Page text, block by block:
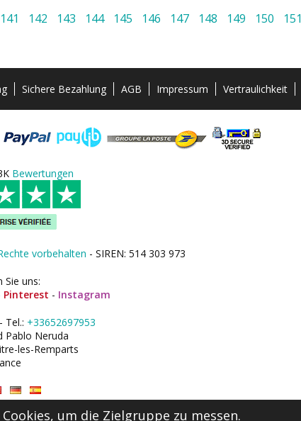
141 142 143 144 145 146 147 148 149 150 151
Sichere Bezahlung AGB Impressum Vertraulichkeit
Bewertungen
vorbehalten - SIREN: 514 303 973
Sie uns:
Pinterest - Instagram
Tel.: +33652697953
Pablo Neruda
les-Remparts
um die Zielgruppe zu messen.